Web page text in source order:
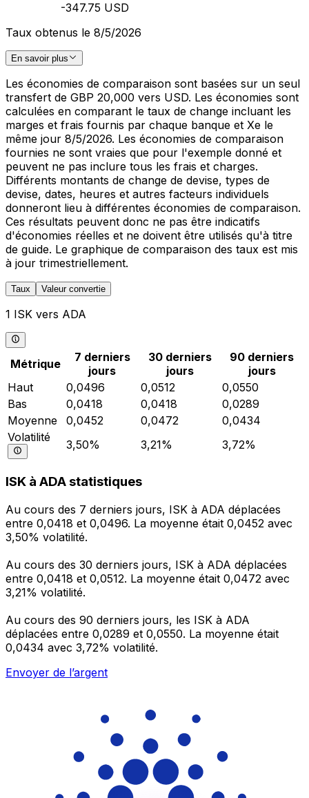
-347.75 USD
Taux obtenus le 8/5/2026
En savoir plus
Les économies de comparaison sont basées sur un seul
transfert de GBP 20,000 vers USD. Les économies sont
calculées en comparant le taux de change incluant les
marges et frais fournis par chaque banque et Xe le
même jour 8/5/2026. Les économies de comparaison
fournies ne sont vraies que pour l'exemple donné et
peuvent ne pas inclure tous les frais et charges.
Différents montants de change de devise, types de
devise, dates, heures et autres facteurs individuels
donneront lieu à différentes économies de comparaison.
Ces résultats peuvent donc ne pas être indicatifs
d'économies réelles et ne doivent être utilisés qu'à titre
de guide. Le graphique de comparaison des taux est mis
à jour trimestriellement.
Taux Valeur convertie
1 ISK vers ADA
Métrique
7 derniers
jours
30 derniers
jours
90 derniers
jours
Haut
0,0496 0,0512
0,0550
Bas
0,0418 0,0418
0,0289
Moyenne
0,0452 0,0472
0,0434
Volatilité
3,50% 3,21% 3,72%
ISK à ADA statistiques
Au cours des 7 derniers jours, ISK à ADA déplacées
entre 0,0418 et 0,0496. La moyenne était 0,0452 avec
3,50% volatilité.
Au cours des 30 derniers jours, ISK à ADA déplacées
entre 0,0418 et 0,0512. La moyenne était 0,0472 avec
3,21% volatilité.
Au cours des 90 derniers jours, les ISK à ADA
déplacées entre 0,0289 et 0,0550. La moyenne était
0,0434 avec 3,72% volatilité.
Envoyer de l’argent
êtes en déplacement
L'application Xe réunit toutes les fonctionnalités
nécessaires pour vos transferts d'argent internationaux
et la gestion de vos devises. Convertissez des devises,
programmez des alertes de taux et transférez de